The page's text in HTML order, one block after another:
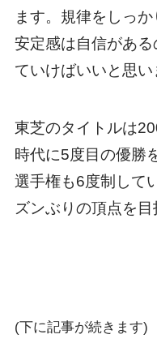
ます。規律をしっ
安定感は自信があ
ていけばいいと思い
東芝のタイトルは
時代に5度目の優勝
選手権も6度制して
ズンぶりの頂点を目
(下に記事が続きます)